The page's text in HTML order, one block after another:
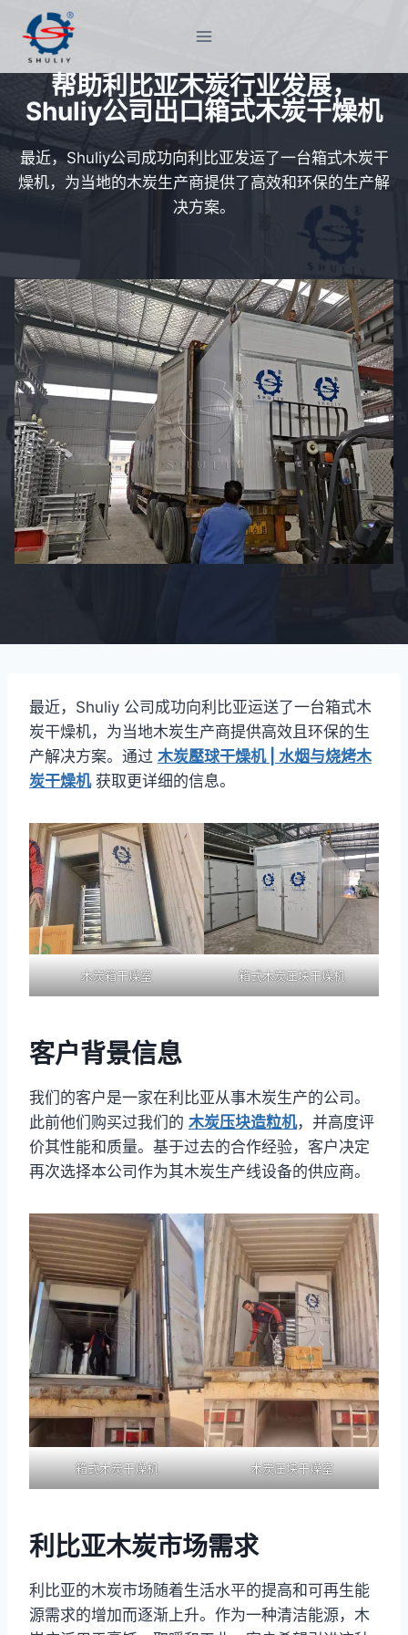
帮助利比亚木炭行业发展，
Shuliy公司出口箱式木炭干燥机
最近，Shuliy公司成功向利比亚发运了一台箱式木炭干
燥机，为当地的木炭生产商提供了高效和环保的生产解
决方案。
最近，Shuliy 公司成功向利比亚运送了一台箱式木
炭干燥机，为当地木炭生产商提供高效且环保的生
产解决方案。通过 木炭壓球干燥机 | 水烟与烧烤木
炭干燥机获取更详细的信息。
木炭箱干燥室 箱式木炭压块干燥机
客户背景信息
我们的客户是一家在利比亚从事木炭生产的公司。
此前他们购买过我们的 木炭压块造粒机，并高度评
价其性能和质量。基于过去的合作经验，客户决定
再次选择本公司作为其木炭生产线设备的供应商。
箱式木炭干燥机 木炭压块干燥室
利比亚木炭市场需求
利比亚的木炭市场随着生活水平的提高和可再生能
源需求的增加而逐渐上升。作为一种清洁能源，木